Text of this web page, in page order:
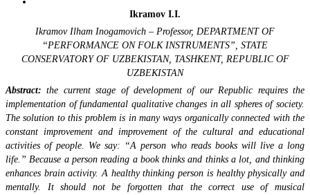
Ikramov I.I.
Ikramov Ilham Inogamovich – Professor, DEPARTMENT OF
“PERFORMANCE ON FOLK INSTRUMENTS”, STATE
CONSERVATORY OF UZBEKISTAN, TASHKENT, REPUBLIC OF
UZBEKISTAN
Abstract:the current stage of development of our Republic requires the
implementation of fundamental qualitative changes in all spheres of society.
The solution to this problem is in many ways organically connected with the
constant improvement and improvement of the cultural and educational
activities of people. We say: “A person who reads books will live a long
life.” Because a person reading a book thinks and thinks a lot, and thinking
enhances brain activity. A healthy thinking person is healthy physically and
mentally. It should not be forgotten that the correct use of musical